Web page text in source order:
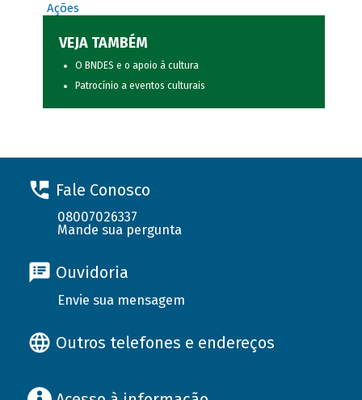
Ações
VEJA TAMBÉM
O BNDES e o apoio à cultura
Patrocínio a eventos culturais
Fale Conosco
08007026337
Mande sua pergunta
Ouvidoria
Envie sua mensagem
Outros telefones e endereços